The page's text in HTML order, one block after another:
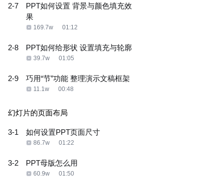
2-7
PPT如何设置 背景与颜色填充效
果
169.7w 01:12
2-8 PPT如何给形状 设置填充与轮廓
39.7w 01:05
2-9 巧用“节”功能 整理演示文稿框架
11.1w 00:48
幻灯片的页面布局
3-1 如何设置PPT页面尺寸
86.7w 01:22
3-2 PPT母版怎么用
60.9w 01:50